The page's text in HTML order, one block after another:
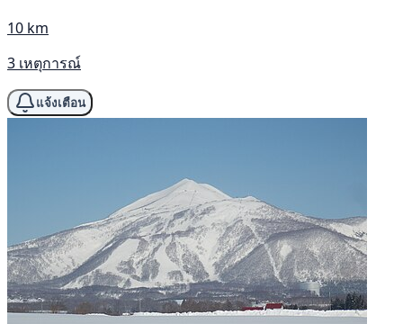
10 km
3 เหตุการณ์
แจ้งเตือน